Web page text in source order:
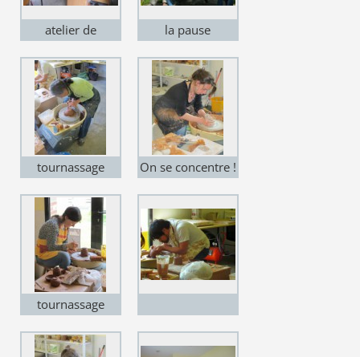
atelier de
la pause
tournassage On se concentre !
tournassage